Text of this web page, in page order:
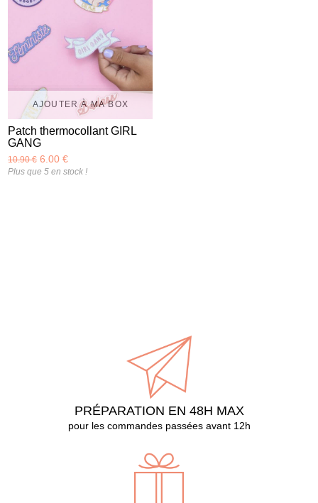
AJOUTER À MA BOX
Patch thermocollant GIRL
GANG
10.90 €6.00 €
Plus que 5 en stock !
PRÉPARATION EN 48H MAX
pour les commandes passées avant 12h